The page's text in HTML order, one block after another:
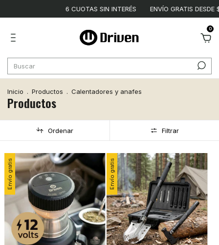
0
6 CUOTAS SIN INTERÉS ENVÍO GRATIS DESDE $120.000
Inicio . Productos . Calentadores y anafes
Productos
Ordenar Filtrar
Envío gratis Envío gratis